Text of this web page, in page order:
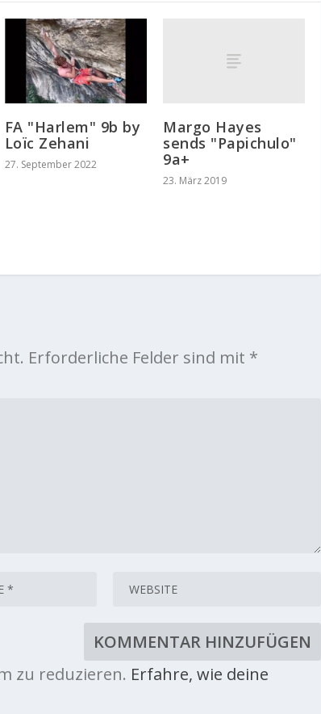
FA "Harlem" 9b by
Loïc Zehani
27. September 2022
Margo Hayes
sends "Papichulo"
9a+
23. März 2019
Erforderliche Felder sind mit *
zu reduzieren. Erfahre, wie deine